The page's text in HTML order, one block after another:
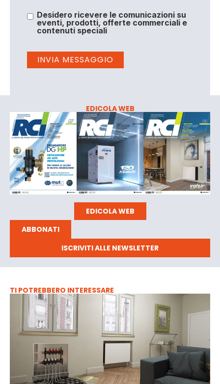
Desidero ricevere le comunicazioni su
eventi, prodotti, offerte commerciali e
contenuti speciali
EDICOLA WEB
EDICOLA WEB
ABBONATI
ISCRIVITI ALLE NEWSLETTER
TI POTREBBERO INTERESSARE